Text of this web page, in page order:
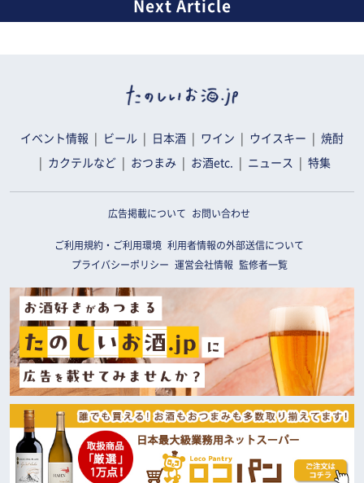
イベント情報 ビール 日本酒 ワイン ウイスキー 焼酎
カクテルなど おつまみ お酒etc. ニュース 特集
広告掲載について お問い合わせ
ご利用規約・ご利用環境 利用者情報の外部送信について
プライバシーポリシー
運営会社情報 監修者一覧